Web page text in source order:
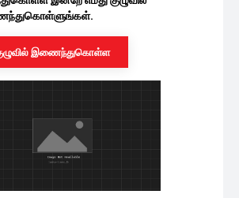
05/08/2026
யாழில் முன்னெடுக்கப்பட்ட செஞ்சோலை
படுகொலையின் நினைவேந்தல்
யாழ்ப்பாணம் எக்ஸ்போ 2024 வர்த்தக
கண்காட்சி
05/08/2026